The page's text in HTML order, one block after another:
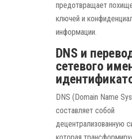
предотвращает
ключей и
информации.
DNS и
сетевого
DNS (Domain Name
составляет собой
децентрализованную